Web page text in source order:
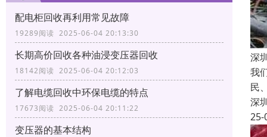
配电柜回收再利用常见故障
19289阅读 2025-06-04 20:13:30
长期高价回收各种油浸变压器回收
18142阅读 2025-06-04 20:12:03
了解电缆回收中环保电缆的特点
17673阅读 2025-06-04 20:11:22
变压器的基本结构
深
我
民
深
25-